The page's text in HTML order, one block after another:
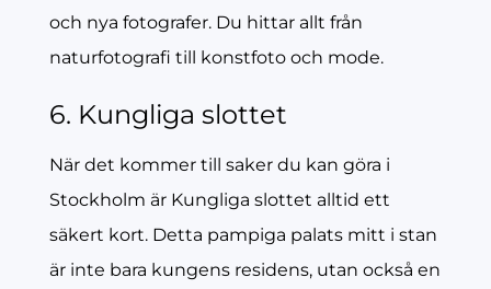
och nya fotografer. Du hittar allt från
naturfotografi till konstfoto och mode.
6. Kungliga slottet
När det kommer till saker du kan göra i
Stockholm är Kungliga slottet alltid ett
säkert kort. Detta pampiga palats mitt i stan
är inte bara kungens residens, utan också en